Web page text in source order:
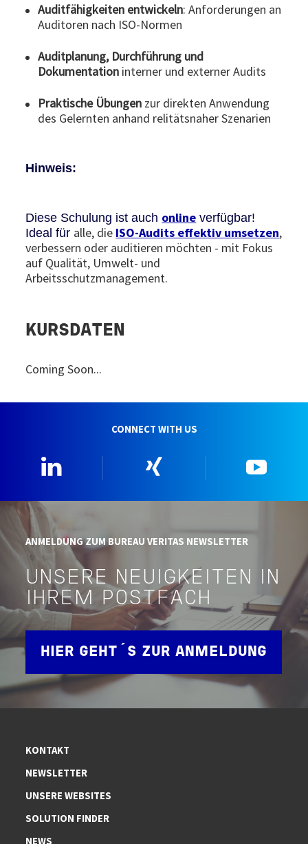
Auditfähigkeiten entwickeln: Anforderungen an
Auditoren nach ISO-Normen
Auditplanung, Durchführung und
Dokumentation interner und externer Audits
Praktische Übungen zur direkten Anwendung
des Gelernten anhand relitätsnaher Szenarien
Hinweis:
Diese Schulung ist auch online verfügbar!
Ideal für alle, die ISO-Audits effektiv umsetzen,
verbessern oder auditieren möchten - mit Fokus
auf Qualität, Umwelt- und
Arbeitsschutzmanagement.
KURSDATEN
Coming Soon...
CONNECT WITH US
ANMELDUNG ZUM BUREAU VERITAS NEWSLETTER
UNSERE NEUIGKEITEN IN
IHREM POSTFACH
HIER GEHT´S ZUR ANMELDUNG
KONTAKT
NEWSLETTER
UNSERE WEBSITES
SOLUTION FINDER
NEWS